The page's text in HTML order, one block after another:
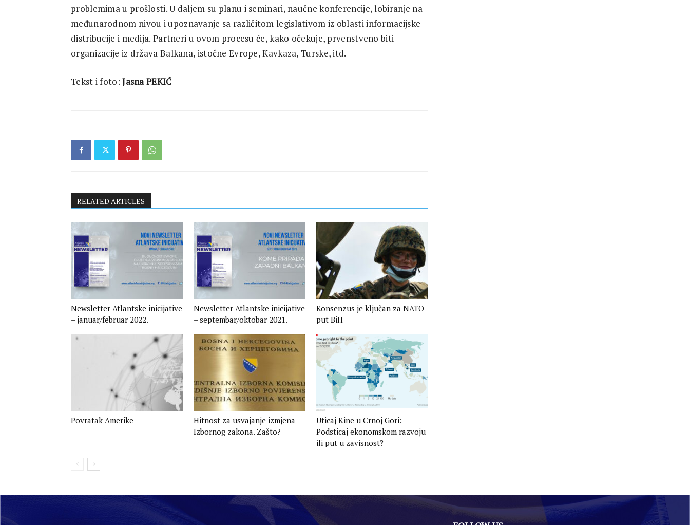
problemima u prošlosti. U daljem su planu i seminari, naučne konferencije, lobiranje na
međunarodnom nivou i upoznavanje sa različitom legislativom iz oblasti informacijske
distribucije i medija. Partneri u ovom procesu će, kako očekuje, prvenstveno biti
organizacije iz država Balkana, istočne Evrope, Kavkaza, Turske, itd.
Tekst i foto:Jasna PEKIĆ
RELATED ARTICLES
Newsletter Atlantske inicijative
– januar/februar 2022.​
Newsletter Atlantske inicijative
– septembar/oktobar 2021.​
Konsenzus je ključan za NATO
put BiH
Povratak Amerike
Hitnost za usvajanje izmjena
Izbornog zakona. Zašto?
Uticaj Kine u Crnoj Gori:
Podsticaj ekonomskom razvoju
ili put u zavisnost?